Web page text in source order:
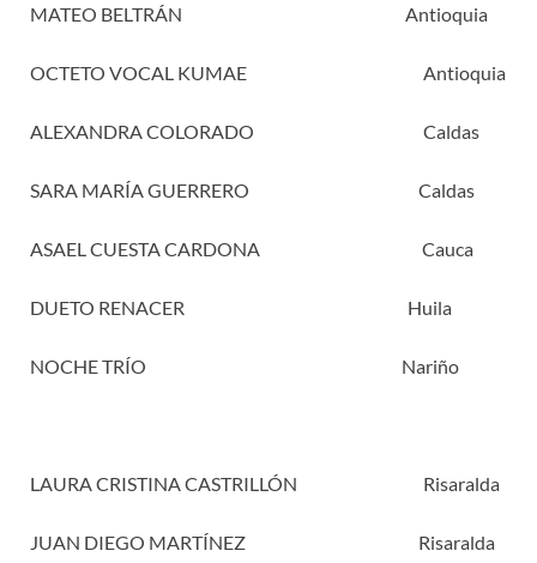
MATEO BELTRÁN Antioquia
OCTETO VOCAL KUMAE Antioquia
ALEXANDRA COLORADO Caldas
SARA MARÍA GUERRERO Caldas
ASAEL CUESTA CARDONA Cauca
DUETO RENACER Huila
NOCHE TRÍO Nariño
LAURA CRISTINA CASTRILLÓN Risaralda
JUAN DIEGO MARTÍNEZ Risaralda